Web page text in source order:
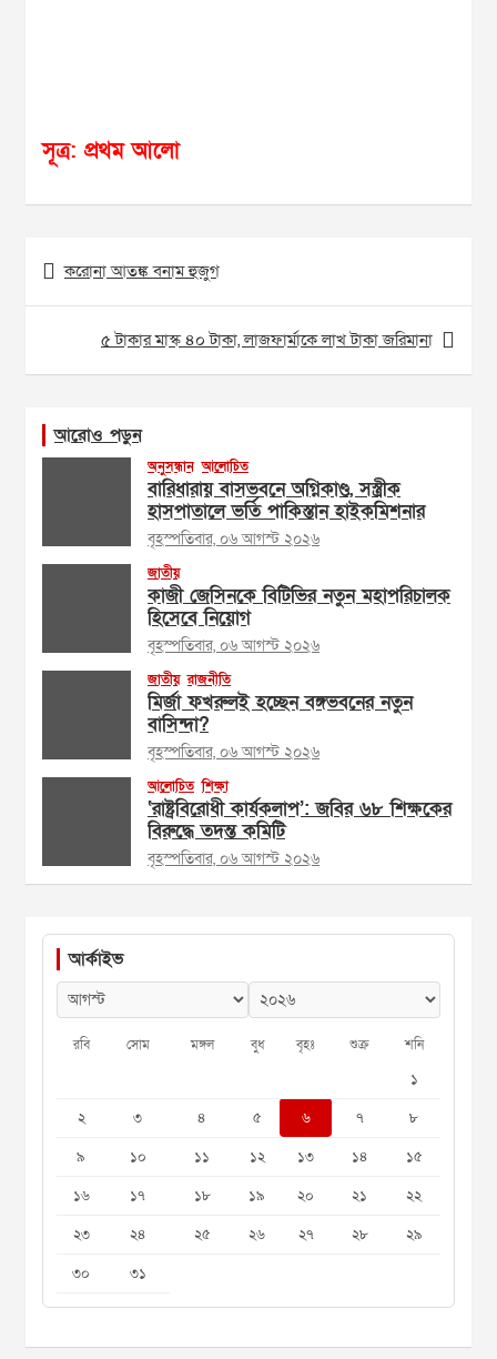
সূত্র: প্রথম আলো
Post
navigation
করোনা আতঙ্ক বনাম হুজুগ
৫ টাকার মাস্ক ৪০ টাকা, লাজফার্মাকে লাখ টাকা জরিমানা
আরোও পড়ুন
অনুসন্ধান আলোচিত
বারিধারায় বাসভবনে অগ্নিকাণ্ড, সস্ত্রীক
হাসপাতালে ভর্তি পাকিস্তান হাইকমিশনার
বৃহস্পতিবার, ০৬ আগস্ট ২০২৬
জাতীয়
কাজী জেসিনকে বিটিভির নতুন মহাপরিচালক
হিসেবে নিয়োগ
বৃহস্পতিবার, ০৬ আগস্ট ২০২৬
জাতীয় রাজনীতি
মির্জা ফখরুলই হচ্ছেন বঙ্গভবনের নতুন
বাসিন্দা?
বৃহস্পতিবার, ০৬ আগস্ট ২০২৬
আলোচিত শিক্ষা
‘রাষ্ট্রবিরোধী কার্যকলাপ’: জবির ৬৮ শিক্ষকের
বিরুদ্ধে তদন্ত কমিটি
বৃহস্পতিবার, ০৬ আগস্ট ২০২৬
আর্কাইভ
রবি সোম মঙ্গল বুধ বৃহঃ শুক্র শনি
১
২
৩ ৪ ৫ ৬ ৭
৮
৯
১০ ১১ ১২ ১৩ ১৪
১৫
১৬
১৭ ১৮ ১৯ ২০ ২১
২২
২৩
২৪ ২৫ ২৬ ২৭ ২৮
২৯
৩০
৩১